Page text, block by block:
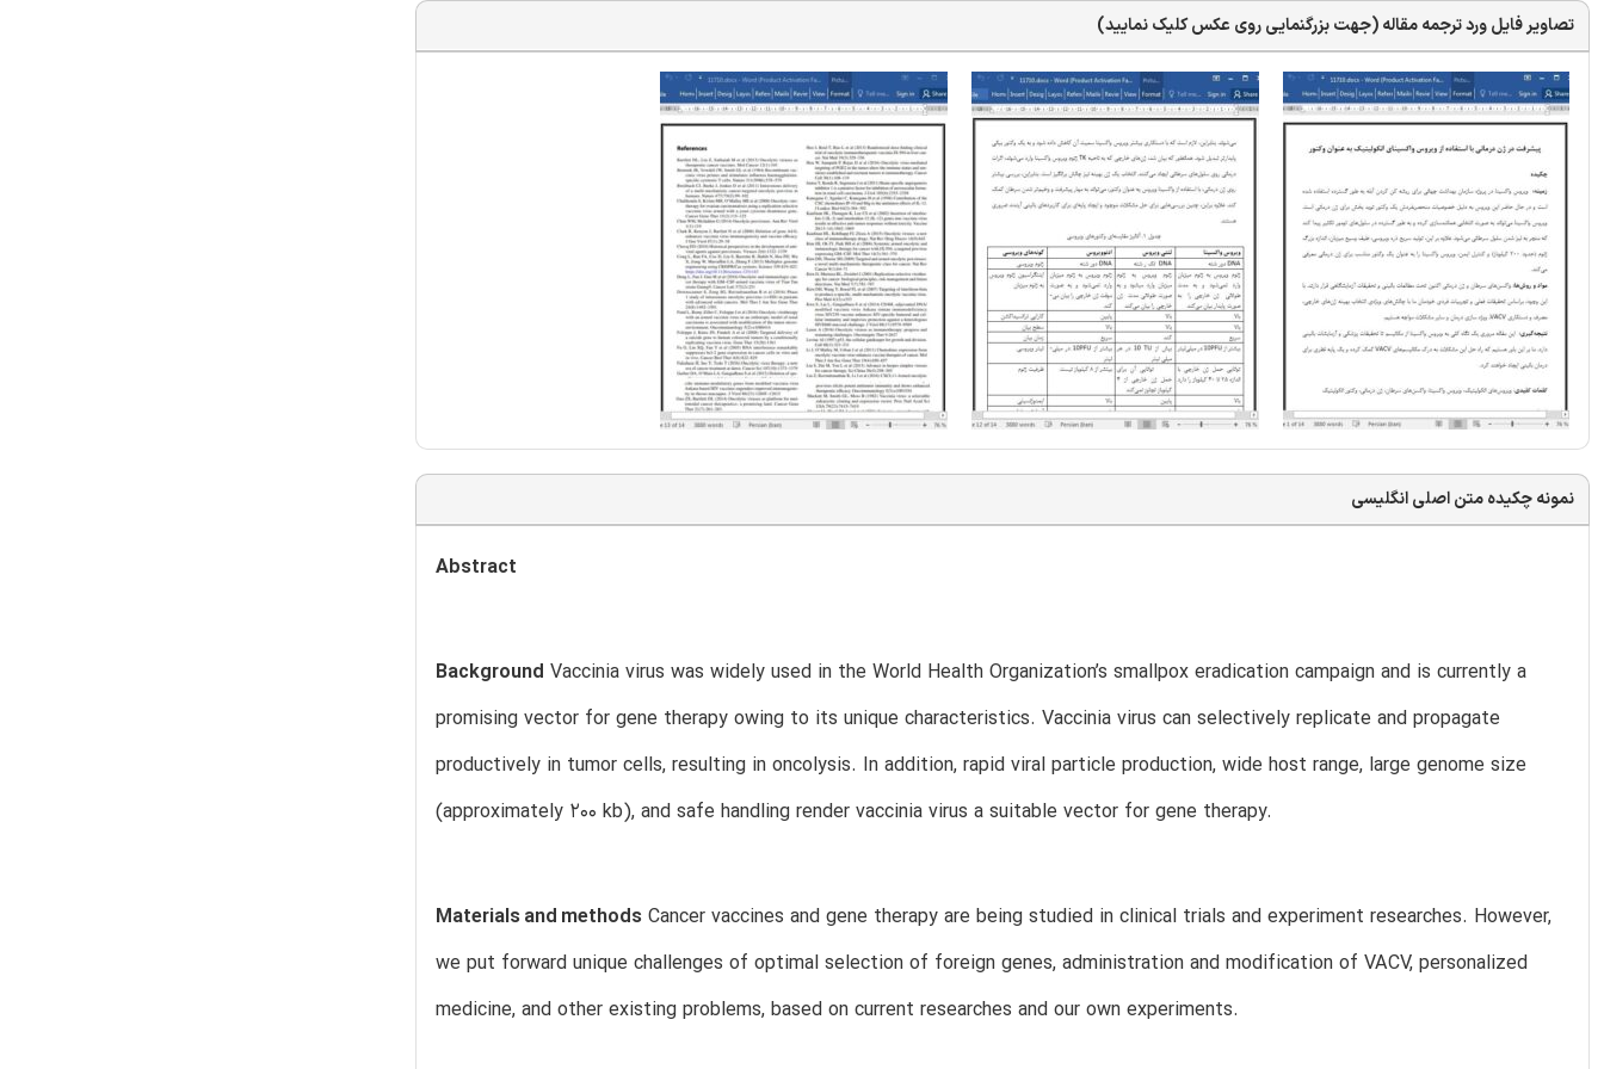
تصاویر فایل ورد ترجمه مقاله (جهت بزرگنمایی روی عکس کلیک نمایید)
نمونه چکیده متن اصلی انگلیسی
Abstract
Background Vaccinia virus was widely used in the World Health Organization’s smallpox eradication campaign and is currently a
promising vector for gene therapy owing to its unique characteristics. Vaccinia virus can selectively replicate and propagate
productively in tumor cells, resulting in oncolysis. In addition, rapid viral particle production, wide host range, large genome size
(approximately 200 kb), and safe handling render vaccinia virus a suitable vector for gene therapy.
Materials and methods Cancer vaccines and gene therapy are being studied in clinical trials and experiment researches. However,
we put forward unique challenges of optimal selection of foreign genes, administration and modification of VACV, personalized
medicine, and other existing problems, based on current researches and our own experiments.